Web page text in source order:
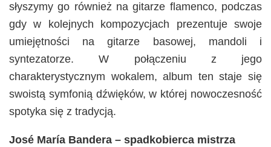
słyszymy go również na gitarze flamenco, podczas
gdy w kolejnych kompozycjach prezentuje swoje
umiejętności na gitarze basowej, mandoli i
syntezatorze. W połączeniu z jego
charakterystycznym wokalem, album ten staje się
swoistą symfonią dźwięków, w której nowoczesność
spotyka się z tradycją.
José María Bandera – spadkobierca mistrza